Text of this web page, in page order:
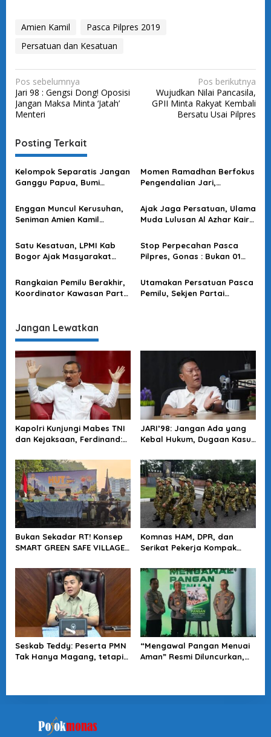
Amien Kamil
Pasca Pilpres 2019
Persatuan dan Kesatuan
N
a
v
g
a
s
p
s
Pos sebelumnya
Jari 98 : Gengsi Dong! Oposisi
Jangan Maksa Minta ‘Jatah’
Menteri
Pos berikutnya
Wujudkan Nilai Pancasila,
GPII Minta Rakyat Kembali
Bersatu Usai Pilpres
Posting Terkait
Kelompok Separatis Jangan
Ganggu Papua, Bumi
dalam Harmoni untuk NKRI
Momen Ramadhan Berfokus
Pengendalian Jari,
Anak-anak Negeri
Enggan Muncul Kerusuhan,
Seniman Amien Kamil
Jelang Pelantikan Presiden
Ajak Jaga Persatuan, Ulama
Muda Lulusan Al Azhar Kairo
Terpancing Gaduhnya
Masalah Papua dan UAS
Satu Kesatuan, LPMI Kab
Bogor Ajak Masyarakat
Persatuan Bangsa
Stop Perpecahan Pasca
Pilpres, Gonas : Bukan 01
Persatuan Indonesia
Rangkaian Pemilu Berakhir,
Koordinator Kawasan Partai
Bersatu
Utamakan Persatuan Pasca
Pemilu, Sekjen Partai
Jangan Lewatkan
Kapolri Kunjungi Mabes TNI
dan Kejaksaan, Ferdinand:
Soliditas Antar Lembaga
JARI’98: Jangan Ada yang
Kebal Hukum, Dugaan Kasus
Tuntas
Bukan Sekadar RT! Konsep
SMART GREEN SAFE VILLAGE
Depan Kota
Komnas HAM, DPR, dan
Serikat Pekerja Kompak
KDMP Diusut
Seskab Teddy: Peserta PMN
Tak Hanya Magang, tetapi
“Mengawal Pangan Menuai
Aman” Resmi Diluncurkan,